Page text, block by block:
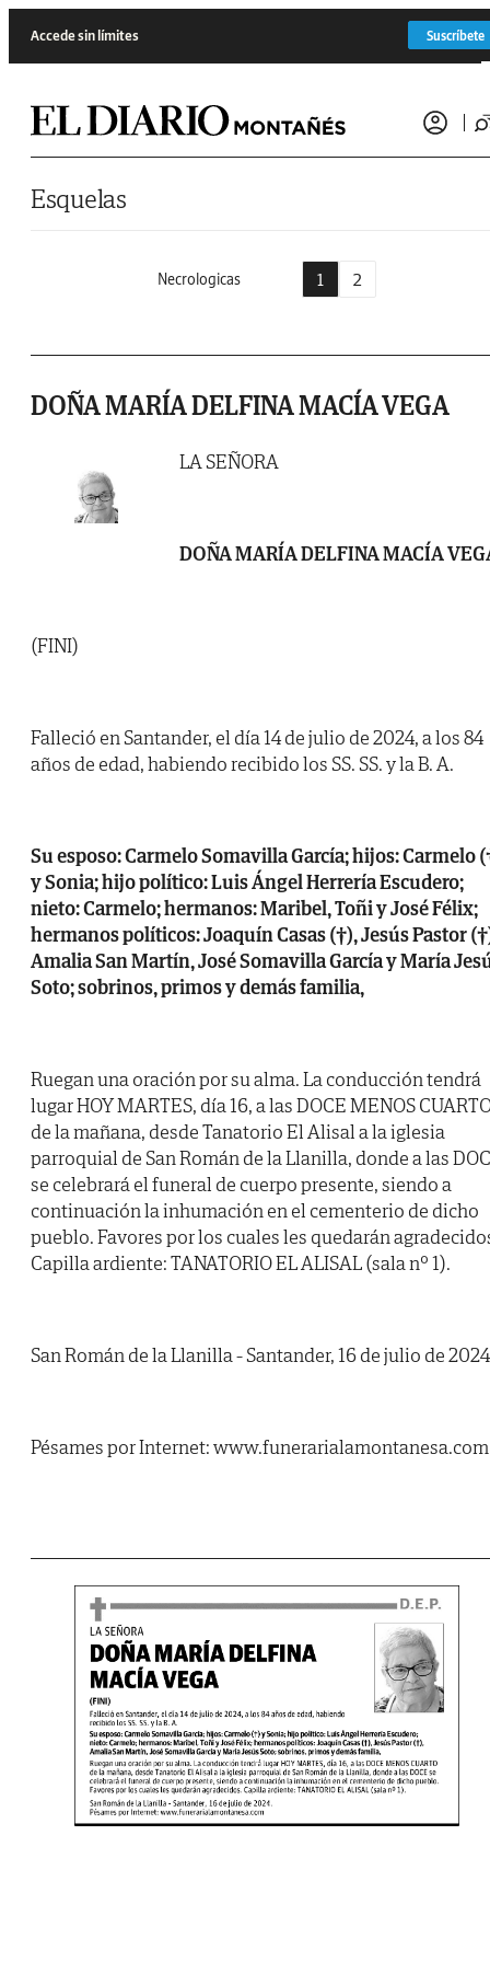
Accede sin límites Suscríbete
Esquelas
Necrologicas 1 2
DOÑA MARÍA DELFINA MACÍA VEGA
LA SEÑORA
DOÑA MARÍA DELFINA MACÍA
(FINI)
Falleció en Santander, el día 14 de julio de 2024, a los 84
años de edad, habiendo recibido los SS. SS. y la B. A.
Su esposo: Carmelo Somavilla García; hijos: Carmelo
y Sonia; hijo político: Luis Ángel Herrería Escudero;
nieto: Carmelo; hermanos: Maribel, Toñi y José Félix;
hermanos políticos: Joaquín Casas (†), Jesús Pastor
Amalia San Martín, José Somavilla García y María
Soto; sobrinos, primos y demás familia,
Ruegan una oración por su alma. La conducción tendrá
lugar HOY MARTES, día 16, a las DOCE MENOS
de la mañana, desde Tanatorio El Alisal a la iglesia
parroquial de San Román de la Llanilla, donde a las
se celebrará el funeral de cuerpo presente, siendo a
continuación la inhumación en el cementerio de dicho
pueblo. Favores por los cuales les quedarán
Capilla ardiente: TANATORIO EL ALISAL (sala nº 1).
San Román de la Llanilla - Santander, 16 de julio de
Pésames por Internet: www.funerarialamontanesa.com